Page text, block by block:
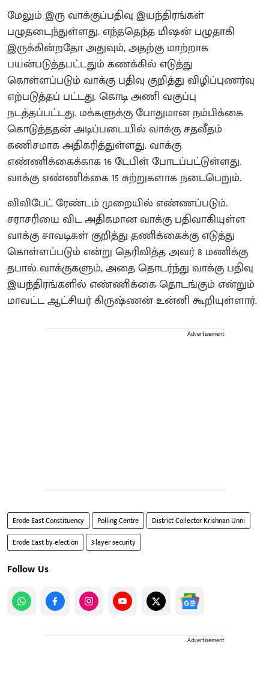
மேலும் இரு வாக்குப்பதிவு இயந்திரங்கள்
பழுதடைந்துள்ளது. எந்ததெந்த மிஷன் பழுதாகி
இருக்கின்றதோ அதுவும், அதற்கு மாற்றாக
பயன்படுத்தபட்டதும் கணக்கில் எடுத்து
கொள்ளப்படும் வாக்கு பதிவு குறித்து விழிப்புணர்வு
எற்படுத்தப் பட்டது. கொடி அணி வகுப்பு
நடத்தப்பட்டது. மக்களுக்கு போதுமான நம்பிக்கை
கொடுத்ததன் அடிப்படையில் வாக்கு சதவீதம்
கணிசமாக அதிகரித்துள்ளது. வாக்கு
எண்ணிக்கைக்காக 16 டேபிள் போடப்பட்டுள்ளது.
வாக்கு எண்ணிக்கை 15 சுற்றுகளாக நடைபெறும்.
விவிபேட் ரேண்டம் முறையில் எண்ணப்படும்.
சராசரியை விட அதிகமான வாக்கு பதிவாகியுள்ள
வாக்கு சாவடிகள் குறித்து தணிக்கைக்கு எடுத்து
கொள்ளப்படும் என்று தெரிவித்த அவர் 8 மணிக்கு
தபால் வாக்குகளும், அதை தொடர்ந்து வாக்கு பதிவு
இயந்திரங்களில் எண்ணிக்கை தொடங்கும் என்றும்
மாவட்ட ஆட்சியர் கிருஷ்ணன் உன்னி கூறியுள்ளார்.
Advertisement
Erode East Constituency Polling Centre
District Collector Krishnan Unni
Erode East by-election
3-layer security
Follow Us
Advertisement